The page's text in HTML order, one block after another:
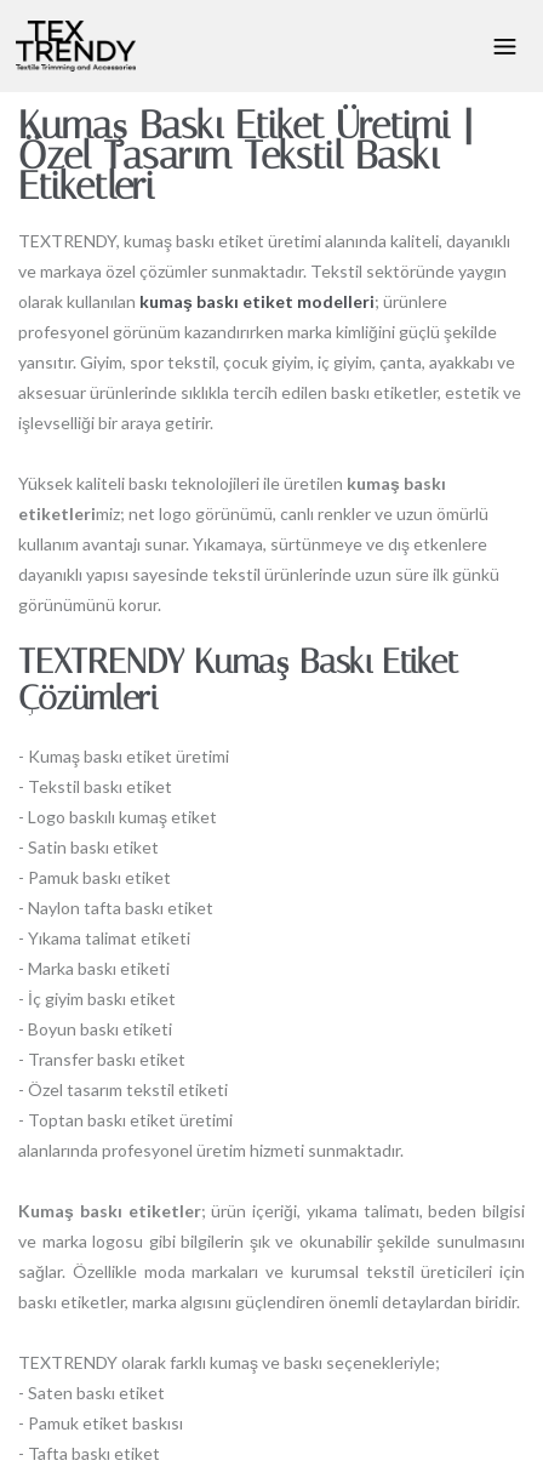
Kumaş Baskı Etiket Üretimi |
Özel Tasarım Tekstil Baskı
Etiketleri
TEXTRENDY, kumaş baskı etiket üretimi alanında kaliteli, dayanıklı
ve markaya özel çözümler sunmaktadır. Tekstil sektöründe yaygın
olarak kullanılan kumaş baskı etiket modelleri; ürünlere
profesyonel görünüm kazandırırken marka kimliğini güçlü şekilde
yansıtır. Giyim, spor tekstil, çocuk giyim, iç giyim, çanta, ayakkabı ve
aksesuar ürünlerinde sıklıkla tercih edilen baskı etiketler, estetik ve
işlevselliği bir araya getirir.
Yüksek kaliteli baskı teknolojileri ile üretilen kumaş baskı
etiketlerimiz; net logo görünümü, canlı renkler ve uzun ömürlü
kullanım avantajı sunar. Yıkamaya, sürtünmeye ve dış etkenlere
dayanıklı yapısı sayesinde tekstil ürünlerinde uzun süre ilk günkü
görünümünü korur.
TEXTRENDY Kumaş Baskı Etiket
Çözümleri
- Kumaş baskı etiket üretimi
- Tekstil baskı etiket
- Logo baskılı kumaş etiket
- Satin baskı etiket
- Pamuk baskı etiket
- Naylon tafta baskı etiket
- Yıkama talimat etiketi
- Marka baskı etiketi
- İç giyim baskı etiket
- Boyun baskı etiketi
- Transfer baskı etiket
- Özel tasarım tekstil etiketi
- Toptan baskı etiket üretimi
alanlarında profesyonel üretim hizmeti sunmaktadır.
Kumaş baskı etiketler; ürün içeriği, yıkama talimatı, beden bilgisi
ve marka logosu gibi bilgilerin şık ve okunabilir şekilde sunulmasını
sağlar. Özellikle moda markaları ve kurumsal tekstil üreticileri için
baskı etiketler, marka algısını güçlendiren önemli detaylardan biridir.
TEXTRENDY olarak farklı kumaş ve baskı seçenekleriyle;
- Saten baskı etiket
- Pamuk etiket baskısı
- Tafta baskı etiket